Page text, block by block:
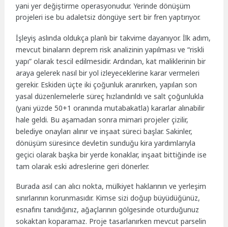
yani yer değiştirme operasyonudur. Yerinde dönüşüm
projeleri ise bu adaletsiz döngüye sert bir fren yaptırıyor.
İşleyiş aslında oldukça planlı bir takvime dayanıyor. İlk adım,
mevcut binaların deprem risk analizinin yapılması ve “riskli
yapı” olarak tescil edilmesidir. Ardından, kat maliklerinin bir
araya gelerek nasıl bir yol izleyeceklerine karar vermeleri
gerekir. Eskiden üçte iki çoğunluk aranırken, yapılan son
yasal düzenlemelerle süreç hızlandırıldı ve salt çoğunlukla
(yani yüzde 50+1 oranında mutabakatla) kararlar alınabilir
hale geldi. Bu aşamadan sonra mimari projeler çizilir,
belediye onayları alınır ve inşaat süreci başlar. Sakinler,
dönüşüm süresince devletin sunduğu kira yardımlarıyla
geçici olarak başka bir yerde konaklar, inşaat bittiğinde ise
tam olarak eski adreslerine geri dönerler.
Burada asıl can alıcı nokta, mülkiyet haklarının ve yerleşim
sınırlarının korunmasıdır. Kimse sizi doğup büyüdüğünüz,
esnafını tanıdığınız, ağaçlarının gölgesinde oturduğunuz
sokaktan koparamaz. Proje tasarlanırken mevcut parselin